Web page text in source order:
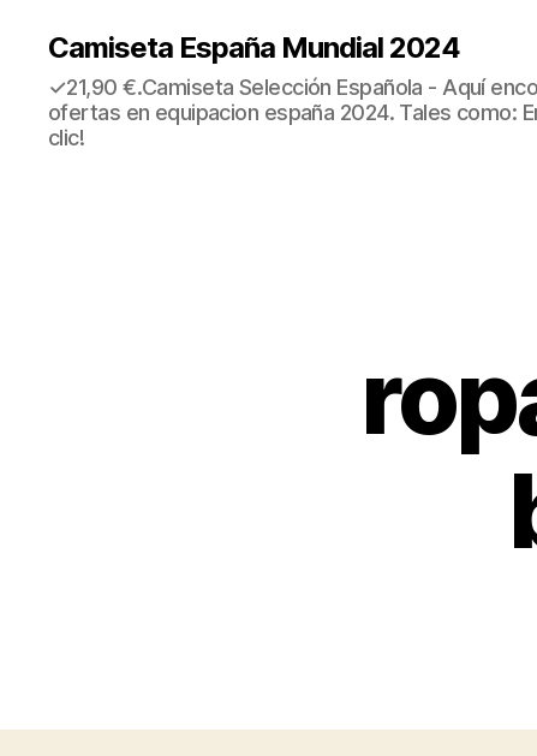
Camiseta España Mundial 2024
✓21,90 €.Camiseta Selección Española - Aquí
ofertas en equipacion españa 2024. Tales como:
clic!